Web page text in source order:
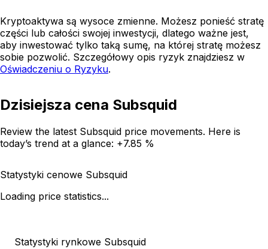
Kryptoaktywa są wysoce zmienne. Możesz ponieść stratę
części lub całości swojej inwestycji, dlatego ważne jest,
aby inwestować tylko taką sumę, na której stratę możesz
sobie pozwolić. Szczegółowy opis ryzyk znajdziesz w
Oświadczeniu o Ryzyku.
Dzisiejsza cena Subsquid
Review the latest Subsquid price movements. Here is
today’s trend at a glance: +7.85 %
Statystyki cenowe Subsquid
Loading price statistics...
Statystyki rynkowe Subsquid